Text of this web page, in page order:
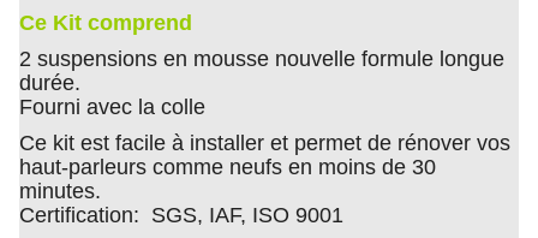
Ce Kit comprend
2 suspensions en mousse nouvelle formule longue
durée.
Fourni avec la colle
Ce kit est facile à installer et permet de rénover vos
haut-parleurs comme neufs en moins de 30
minutes.
Certification: SGS, IAF, ISO 9001